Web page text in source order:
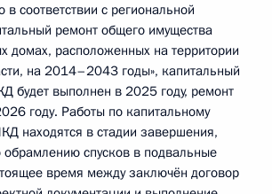
соответствии с региональной
ремонт общего имущества
домах, расположенных на территории
на 2014–2043 годы», капитальный
будет выполнен в 2025 году, ремонт
году. Работы по капитальному
находятся в стадии завершения,
обрамлению спусков в подвальные
время между заключён договор